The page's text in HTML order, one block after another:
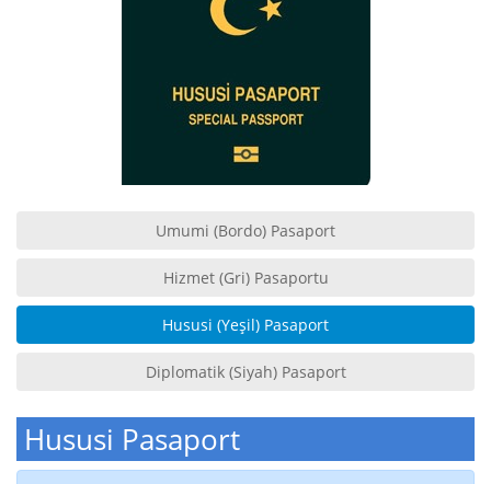
Umumi (Bordo) Pasaport
Hizmet (Gri) Pasaportu
Hususi (Yeşil) Pasaport
Diplomatik (Siyah) Pasaport
Hususi Pasaport